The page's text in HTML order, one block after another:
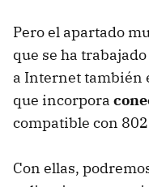
Pero el apartado
que se ha
a Internet también
que incorpora
compatible con
Con ellas,